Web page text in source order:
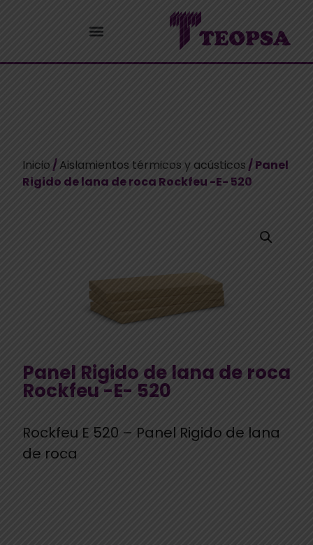
Inicio/Aislamientos térmicos y acústicos/ Panel
Rigido de lana de roca Rockfeu -E- 520
Panel Rigido de lana de roca
Rockfeu -E- 520
Rockfeu E 520 – Panel Rigido de lana
de roca